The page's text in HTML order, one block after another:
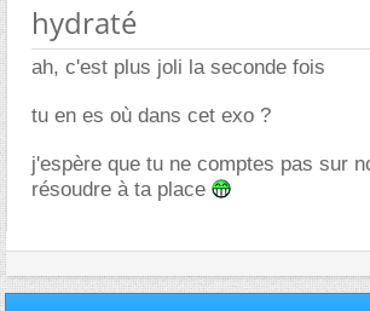
hydraté
ah, c'est plus joli la seconde fois
tu en es où dans cet exo ?
j'espère que tu ne comptes pas sur
résoudre à ta place